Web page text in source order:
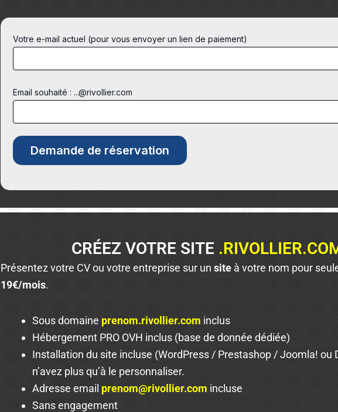
Votre e-mail actuel (pour vous envoyer un lien de paiement)
Email souhaité : ...@rivollier.com
CRÉEZ VOTRE SITE
Présentez votre CV ou votre entreprise sur unsite à votre nom pour
19€/mois.
Sous domaine prenom.rivollier.com inclus
Hébergement PRO OVH inclus (base de donnée dédiée)
Installation du site incluse (WordPress / Prestashop / Joomla! ou
n’avez plus qu’à le personnaliser.
Adresse email prenom@rivollier.com incluse
Sans engagement